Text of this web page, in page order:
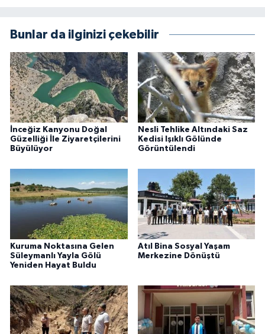
Bunlar da ilginizi çekebilir
İnceğiz Kanyonu Doğal
Güzelliği İle Ziyaretçilerini
Büyülüyor
Nesli Tehlike Altındaki Saz
Kedisi Işıklı Gölünde
Görüntülendi
Kuruma Noktasına Gelen
Süleymanlı Yayla Gölü
Yeniden Hayat Buldu
Atıl Bina Sosyal Yaşam
Merkezine Dönüştü